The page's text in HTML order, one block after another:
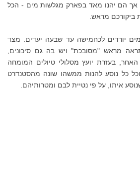
אך הם יהנו מאד בפארק מגלשות מים - הכל
ביקורכם מראש.
יורדים לכחמישה עד שבעה יעדים. מצד
מראש "מסובכת" ויש בה גם סיכונים,
בעזרת יועץ מסלולי טיולים המומחה
כל נוסע להנות ממשהו שונה מהסטנדרט
איתו, על פי נטיית לבם ומטרותיהם.